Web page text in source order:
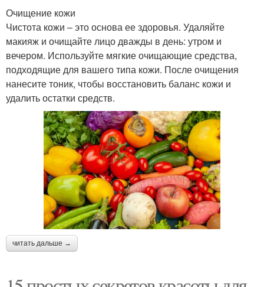
Очищение кожи
Чистота кожи – это основа ее здоровья. Удаляйте
макияж и очищайте лицо дважды в день: утром и
вечером. Используйте мягкие очищающие средства,
подходящие для вашего типа кожи. После очищения
нанесите тоник, чтобы восстановить баланс кожи и
удалить остатки средств.
читать дальше →